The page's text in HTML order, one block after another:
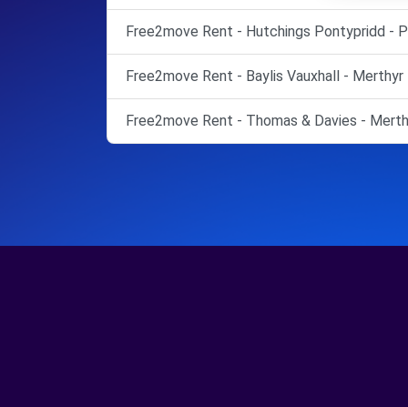
Free2move Rent - Hutchings Pontypridd -
Free2move Rent - Baylis Vauxhall -
Free2move Rent - Thomas & Davies -